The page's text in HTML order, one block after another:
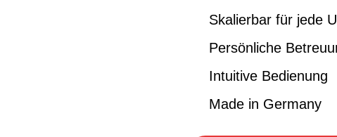
Skalierbar für jede
Persönliche
Intuitive Bedienung
Made in Germany